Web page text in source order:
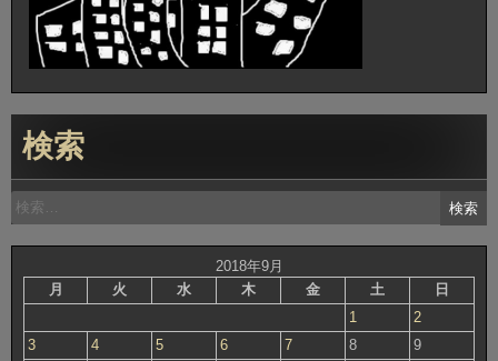
検索
検
索:
2018年9月
月
火 水 木 金 土 日
1
2
3
4 5 6 7 8
9